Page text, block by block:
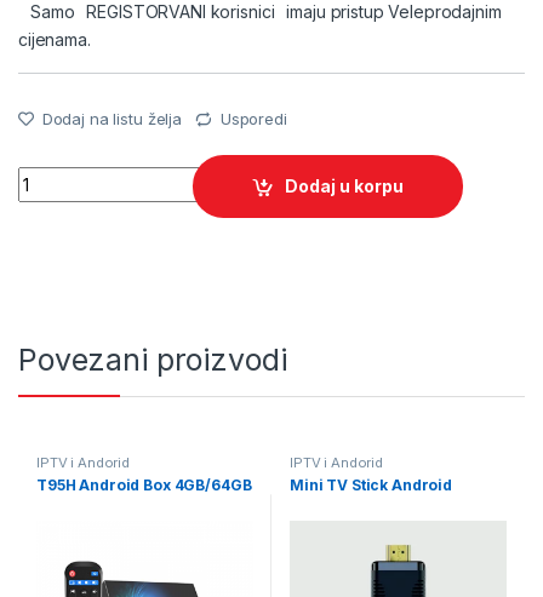
Samo REGISTORVANI korisnici
imaju pristup Veleprodajnim
cijenama.
Dodaj na listu želja Usporedi
Quantity
Dodaj u korpu
Povezani proizvodi
IPTV i Andorid
T95H Android Box 4GB/64GB
IPTV i Andorid
Mini TV Stick Android